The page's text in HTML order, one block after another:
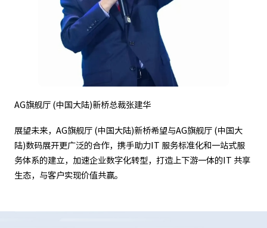
AG旗舰厅 (中国大陆)新桥总裁张建华
展望未来，AG旗舰厅 (中国大陆)新桥希望与AG旗舰厅 (中国大
陆)数码展开更广泛的合作，携手助力IT 服务标准化和一站式服
务体系的建立，加速企业数字化转型，打造上下游一体的IT 共享
生态，与客户实现价值共赢。